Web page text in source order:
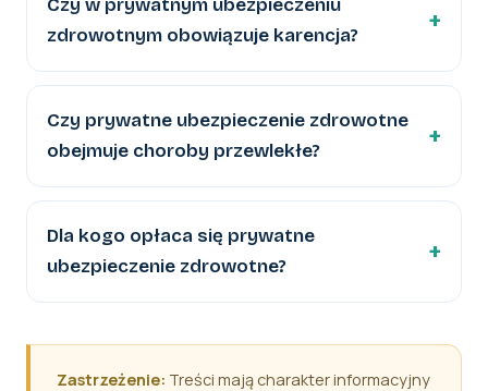
zdrowotnym obowiązuje karencja?
Czy prywatne ubezpieczenie zdrowotne
obejmuje choroby przewlekłe?
Dla kogo opłaca się prywatne
ubezpieczenie zdrowotne?
Zastrzeżenie: Treści mają charakter informacyjny